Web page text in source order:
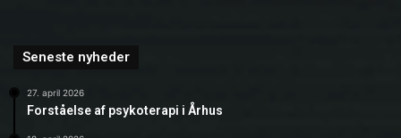
Seneste nyheder
27. april 2026
Forståelse af psykoterapi i Århus